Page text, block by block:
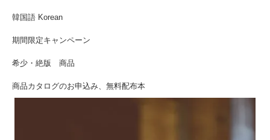
韓国語 Korean
期間限定キャンペーン
希少・絶版 商品
商品カタログのお申込み、無料配布本